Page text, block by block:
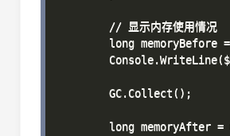
        // 显示内存使用情况
long memoryBefore
        GC.Collect();
long memoryAfter =